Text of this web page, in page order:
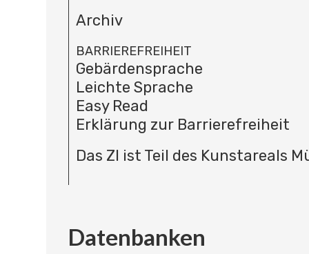
Archiv
BARRIEREFREIHEIT
Gebärdensprache
Leichte Sprache
Easy Read
Erklärung zur Barrierefreiheit
Das ZI ist Teil des Kunstareals
Datenbanken